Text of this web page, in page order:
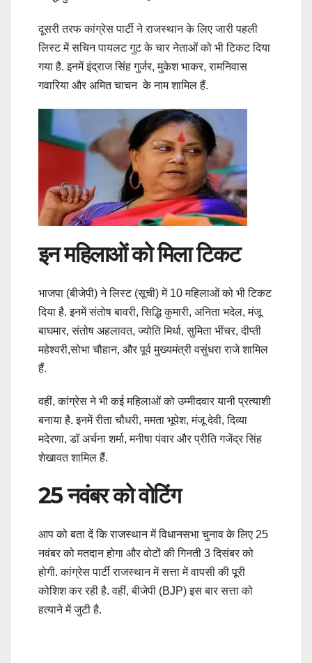
दूसरी तरफ कांग्रेस पार्टी ने राजस्थान के लिए जारी पहली
लिस्ट में सचिन पायलट गुट के चार नेताओं को भी टिकट दिया
गया है. इनमें इंद्राज सिंह गुर्जर, मुकेश भाकर, रामनिवास
गवारिया और अमित चाचन के नाम शामिल हैं.
इन महिलाओं को मिला टिकट
भाजपा (बीजेपी) ने लिस्ट (सूची) में 10 महिलाओं को भी टिकट
दिया है. इनमें संतोष बावरी, सिद्धि कुमारी, अनिता भदेल, मंजू
बाघमार, संतोष अहलावत, ज्योति मिर्धा, सुमिता भींचर, दीप्ती
महेश्वरी,सोभा चौहान, और पूर्व मुख्यमंत्री वसुंधरा राजे शामिल
हैं.
वहीं, कांग्रेस ने भी कई महिलाओं को उम्मीदवार यानी प्रत्याशी
बनाया है. इनमें रीता चौधरी, ममता भूपेश, मंजू देवी, दिव्या
मदेरणा, डॉ अर्चना शर्मा, मनीषा पंवार और प्रीति गजेंद्र सिंह
शेखावत शामिल हैं.
25 नवंबर को वोटिंग
आप को बता दें कि राजस्थान में विधानसभा चुनाव के लिए 25
नवंबर को मतदान होगा और वोटों की गिनती 3 दिसंबर को
होगी. कांग्रेस पार्टी राजस्थान में सत्ता में वापसी की पूरी
कोशिश कर रही है. वहीं, बीजेपी (BJP) इस बार सत्ता को
हत्याने में जुटी है.